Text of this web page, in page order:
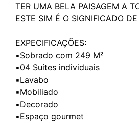
TER UMA BELA PAISAGEM A
ESTE SIM É O SIGNIFICADO
EXPECIFICAÇÕES:
▪️Sobrado com 249 M²
▪️04 Suítes individuais
▪️Lavabo
▪️Mobiliado
▪️Decorado
▪️Espaço gourmet